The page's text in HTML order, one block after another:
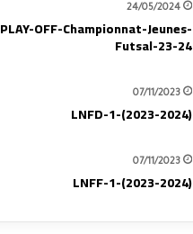
24/05/2024
PLAY-OFF-Championnat-Jeunes-
Futsal-23-24
07/11/2023
LNFD-1-(2023-2024)
07/11/2023
LNFF-1-(2023-2024)